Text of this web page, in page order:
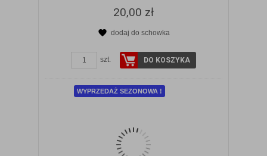
20,00 zł
dodaj do schowka
szt. DO KOSZYKA
WYPRZEDAŻ SEZONOWA !